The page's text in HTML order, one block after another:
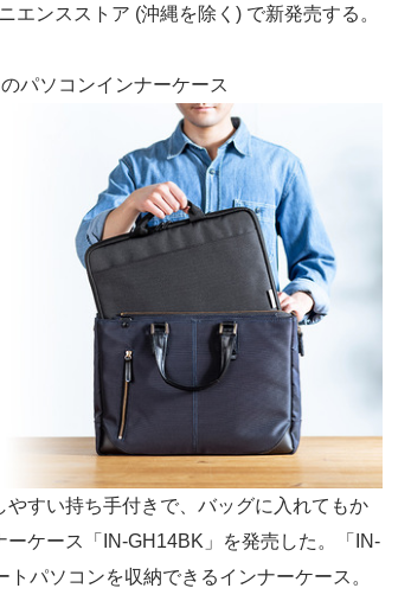
エンスストア (沖縄を除く) で新発売する。
パソコンインナーケース
すい持ち手付きで、バッグに入れてもか
ケース「IN-GH14BK」を発売した。「IN-
パソコンを収納できるインナーケース。